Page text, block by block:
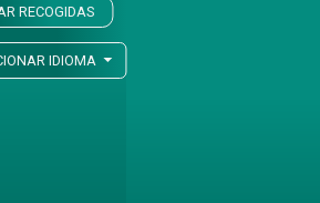
RECOGIDAS
IDIOMA